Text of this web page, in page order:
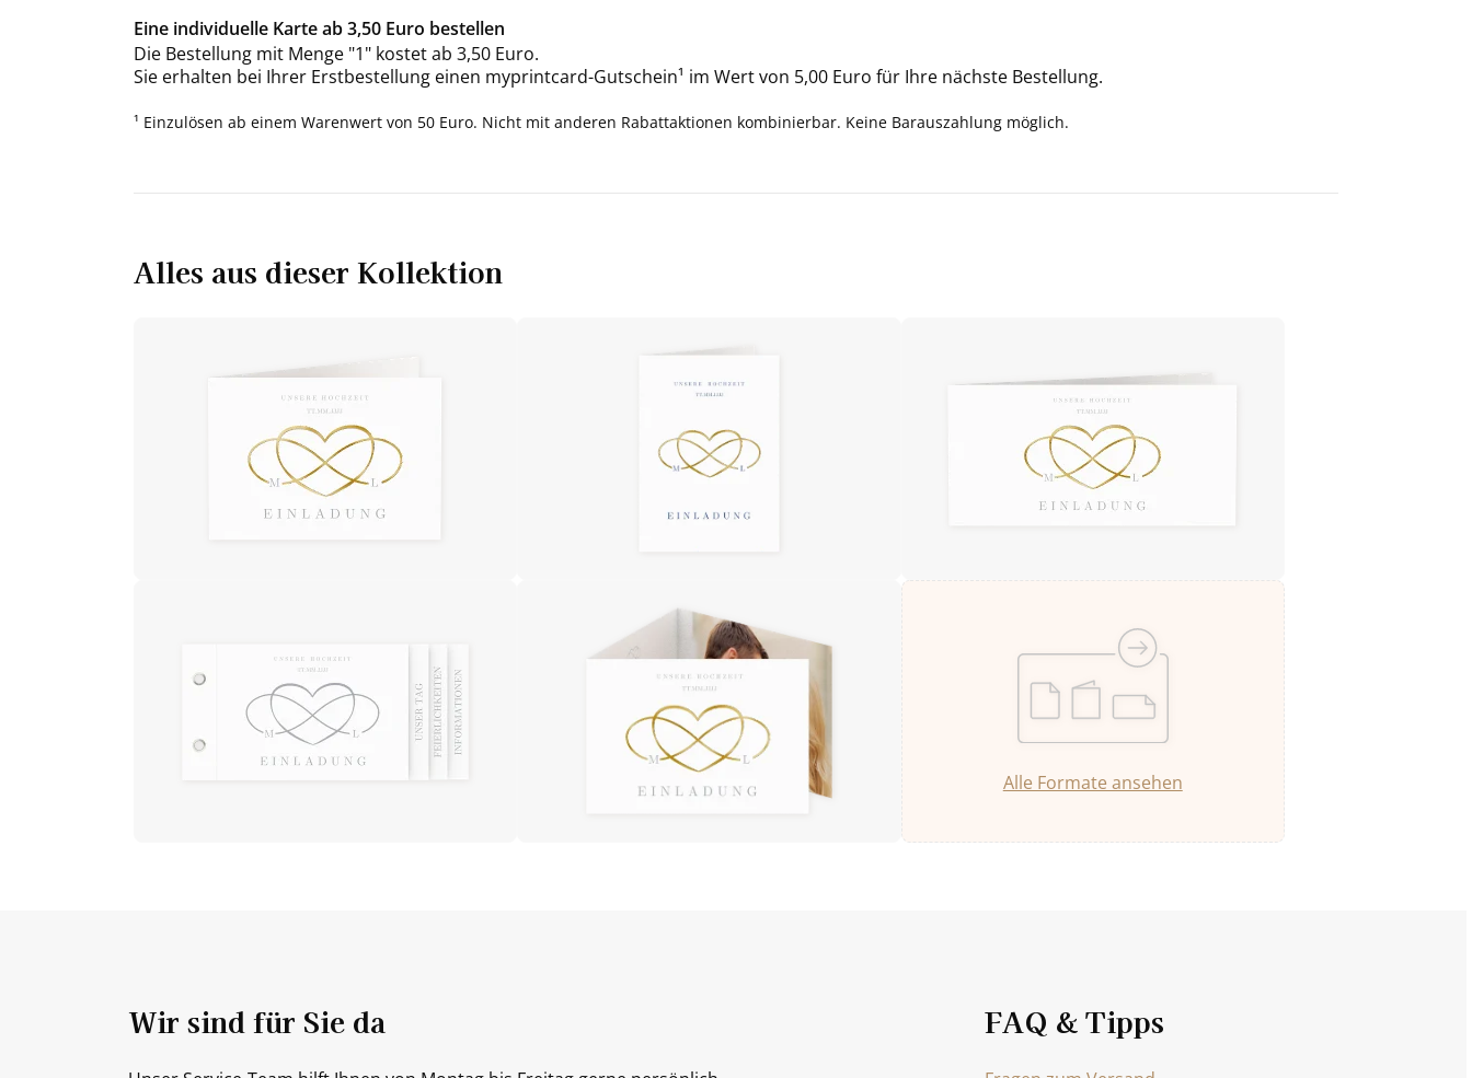
Eine individuelle Karte ab 3,50 Euro bestellen
Die Bestellung mit Menge "1" kostet ab 3,50 Euro.
Sie erhalten bei Ihrer Erstbestellung einen myprintcard-Gutschein¹ im Wert von 5,00 Euro für Ihre nächste Bestellung.
¹ Einzulösen ab einem Warenwert von 50 Euro. Nicht mit anderen Rabattaktionen kombinierbar. Keine Barauszahlung möglich.
Alles aus dieser Kollektion
Alle Formate ansehen
FAQ & Tipps
Wir sind für Sie da